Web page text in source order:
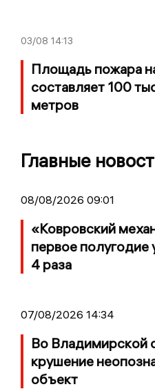
03/08 14:13
Площадь пожара
составляет 100
метров
Главные
08/08/2026 09:01
«Ковровский
первое полугодие
4 раза
07/08/2026 14:34
Во Владимирской
крушение
объект